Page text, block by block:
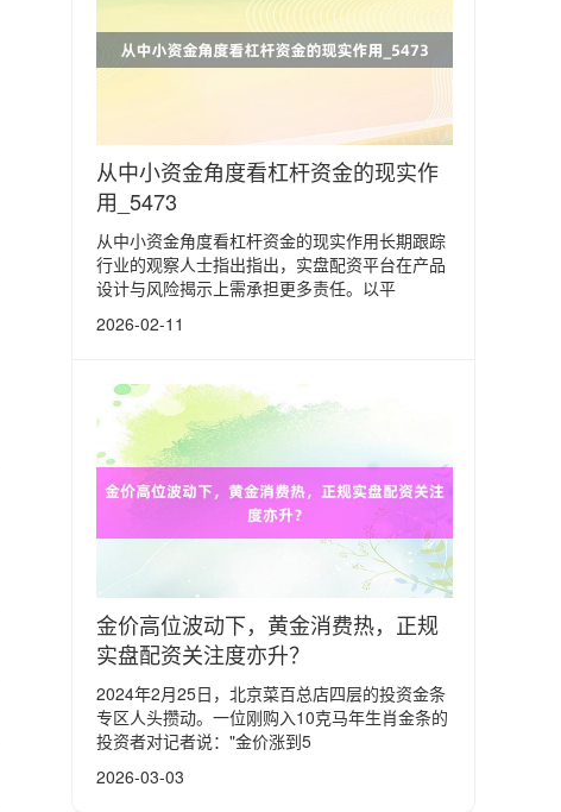
从中小资金角度看杠杆资金的现实作
用_5473
从中小资金角度看杠杆资金的现实作用长期跟踪
行业的观察人士指出指出，实盘配资平台在产品
设计与风险揭示上需承担更多责任。以平
2026-02-11
金价高位波动下，黄金消费热，正规
实盘配资关注度亦升？
2024年2月25日，北京菜百总店四层的投资金条
专区人头攒动。一位刚购入10克马年生肖金条的
投资者对记者说："金价涨到5
2026-03-03